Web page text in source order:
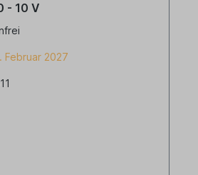
- 10 V
Februar 2027